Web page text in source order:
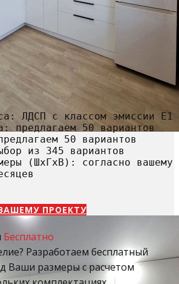
ЛДСП с классом эмиссии Е1
предлагаем 50 вариантов
50 вариантов
из 345 вариантов
(ШхГхВ): согласно вашему
ПРОЕКТУ
Бесплатно
Разработаем бесплатный
Ваши размеры с расчетом